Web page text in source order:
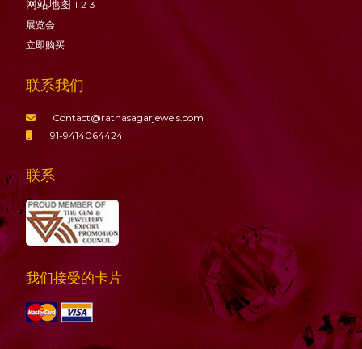
网站地图 1 2 3
展览会
立即购买
联系我们
Contact@ratnasagarjewels.com
91-9414064424
联系
我们接受的卡片